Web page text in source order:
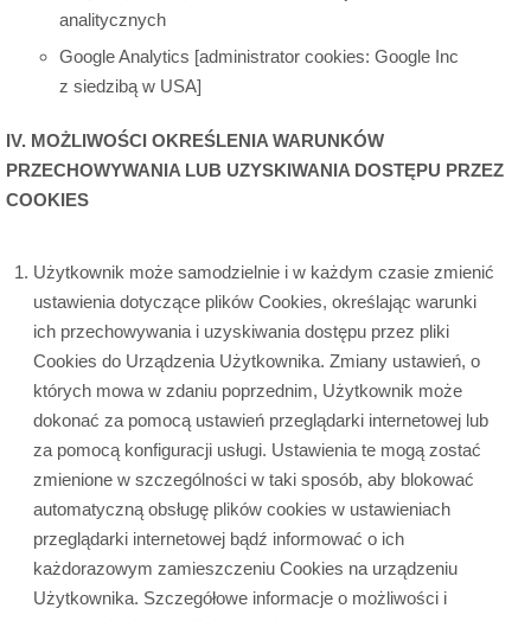
analitycznych
Google Analytics [administrator cookies: Google Inc
z siedzibą w USA]
IV. MOŻLIWOŚCI OKREŚLENIA WARUNKÓW
PRZECHOWYWANIA LUB UZYSKIWANIA DOSTĘPU PRZEZ
COOKIES
Użytkownik może samodzielnie i w każdym czasie zmienić
ustawienia dotyczące plików Cookies, określając warunki
ich przechowywania i uzyskiwania dostępu przez pliki
Cookies do Urządzenia Użytkownika. Zmiany ustawień, o
których mowa w zdaniu poprzednim, Użytkownik może
dokonać za pomocą ustawień przeglądarki internetowej lub
za pomocą konfiguracji usługi. Ustawienia te mogą zostać
zmienione w szczególności w taki sposób, aby blokować
automatyczną obsługę plików cookies w ustawieniach
przeglądarki internetowej bądź informować o ich
każdorazowym zamieszczeniu Cookies na urządzeniu
Użytkownika. Szczegółowe informacje o możliwości i